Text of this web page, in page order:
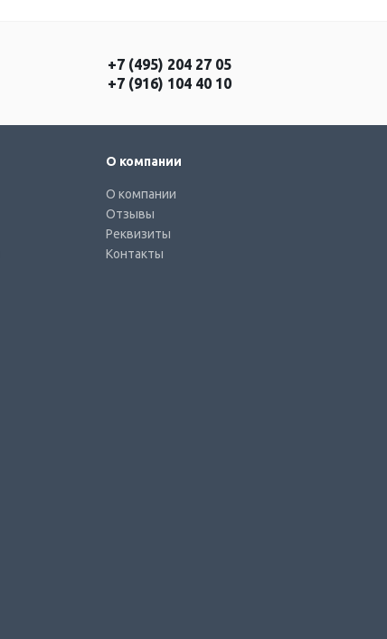
+7 (495) 204 27 05
+7 (916) 104 40 10
О компании
О компании
Отзывы
Реквизиты
Контакты